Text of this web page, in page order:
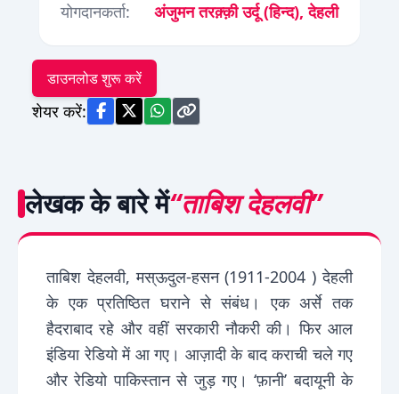
योगदानकर्ता:
अंजुमन तरक़्क़ी उर्दू (हिन्द), देहली
डाउनलोड शुरू करें
शेयर करें:
लेखक के बारे में“ताबिश देहलवी”
ताबिश देहलवी, मस्ऊदुल-हसन (1911-2004 ) देहली
के एक प्रतिष्ठित घराने से संबंध। एक अर्से तक
हैदराबाद रहे और वहीं सरकारी नौकरी की। फिर आल
इंडिया रेडियो में आ गए। आज़ादी के बाद कराची चले गए
और रेडियो पाकिस्तान से जुड़ गए। ‘फ़ानी’ बदायूनी के